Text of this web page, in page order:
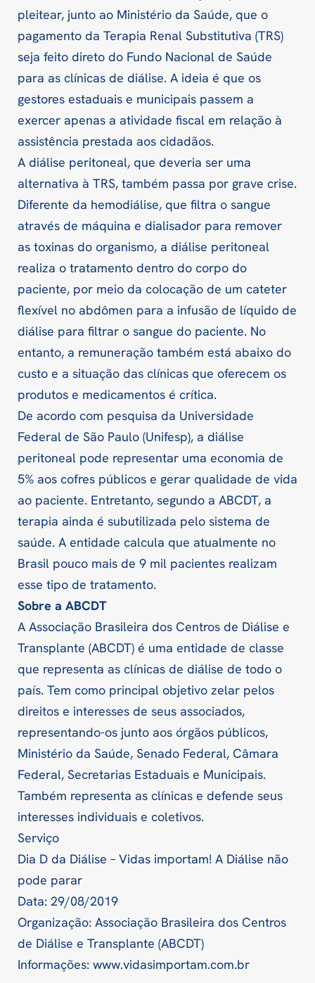
pleitear, junto ao Ministério da Saúde, que o
pagamento da Terapia Renal Substitutiva (TRS)
seja feito direto do Fundo Nacional de Saúde
para as clínicas de diálise. A ideia é que os
gestores estaduais e municipais passem a
exercer apenas a atividade fiscal em relação à
assistência prestada aos cidadãos.
A diálise peritoneal, que deveria ser uma
alternativa à TRS, também passa por grave crise.
Diferente da hemodiálise, que filtra o sangue
através de máquina e dialisador para remover
as toxinas do organismo, a diálise peritoneal
realiza o tratamento dentro do corpo do
paciente, por meio da colocação de um cateter
flexível no abdômen para a infusão de líquido de
diálise para filtrar o sangue do paciente. No
entanto, a remuneração também está abaixo do
custo e a situação das clínicas que oferecem os
produtos e medicamentos é crítica.
De acordo com pesquisa da Universidade
Federal de São Paulo (Unifesp), a diálise
peritoneal pode representar uma economia de
5% aos cofres públicos e gerar qualidade de vida
ao paciente. Entretanto, segundo a ABCDT, a
terapia ainda é subutilizada pelo sistema de
saúde. A entidade calcula que atualmente no
Brasil pouco mais de 9 mil pacientes realizam
esse tipo de tratamento.
Sobre a ABCDT
A Associação Brasileira dos Centros de Diálise e
Transplante (ABCDT) é uma entidade de classe
que representa as clínicas de diálise de todo o
país. Tem como principal objetivo zelar pelos
direitos e interesses de seus associados,
representando-os junto aos órgãos públicos,
Ministério da Saúde, Senado Federal, Câmara
Federal, Secretarias Estaduais e Municipais.
Também representa as clínicas e defende seus
interesses individuais e coletivos.
Serviço
Dia D da Diálise – Vidas importam! A Diálise não
pode parar
Data: 29/08/2019
Organização: Associação Brasileira dos Centros
de Diálise e Transplante (ABCDT)
Informações: www.vidasimportam.com.br